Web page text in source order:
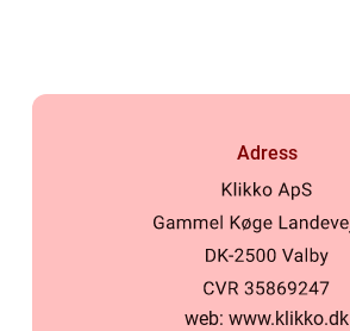
Adress
web: www.klikko.dk